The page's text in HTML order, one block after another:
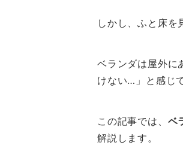
しかし、ふと床を
ベランダは屋外に
けない…」と感じ
この記事では、 ベ
解説します。